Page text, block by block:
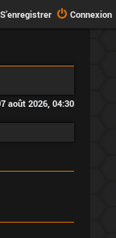
Connexion
S’enregistrer
août 2026, 04:30